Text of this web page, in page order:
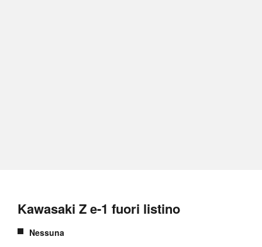
Kawasaki Z e-1 fuori listino
Nessuna